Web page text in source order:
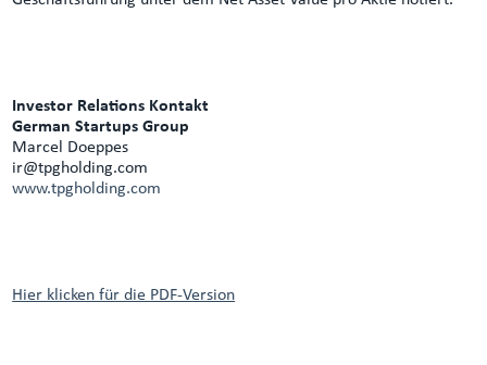
Investor Relations Kontakt
German Startups Group
Marcel Doeppes
ir@tpgholding.com
www.tpgholding.com
Hier klicken für die PDF-Version